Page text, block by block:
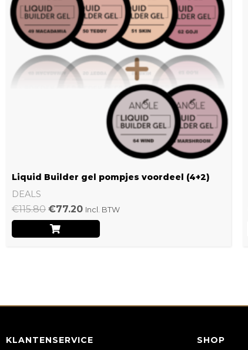
Liquid Builder gel pompjes voordeel (4+2)
DEALS
€115.80 €77.20 Incl. BTW
KLANTENSERVICE SHOP